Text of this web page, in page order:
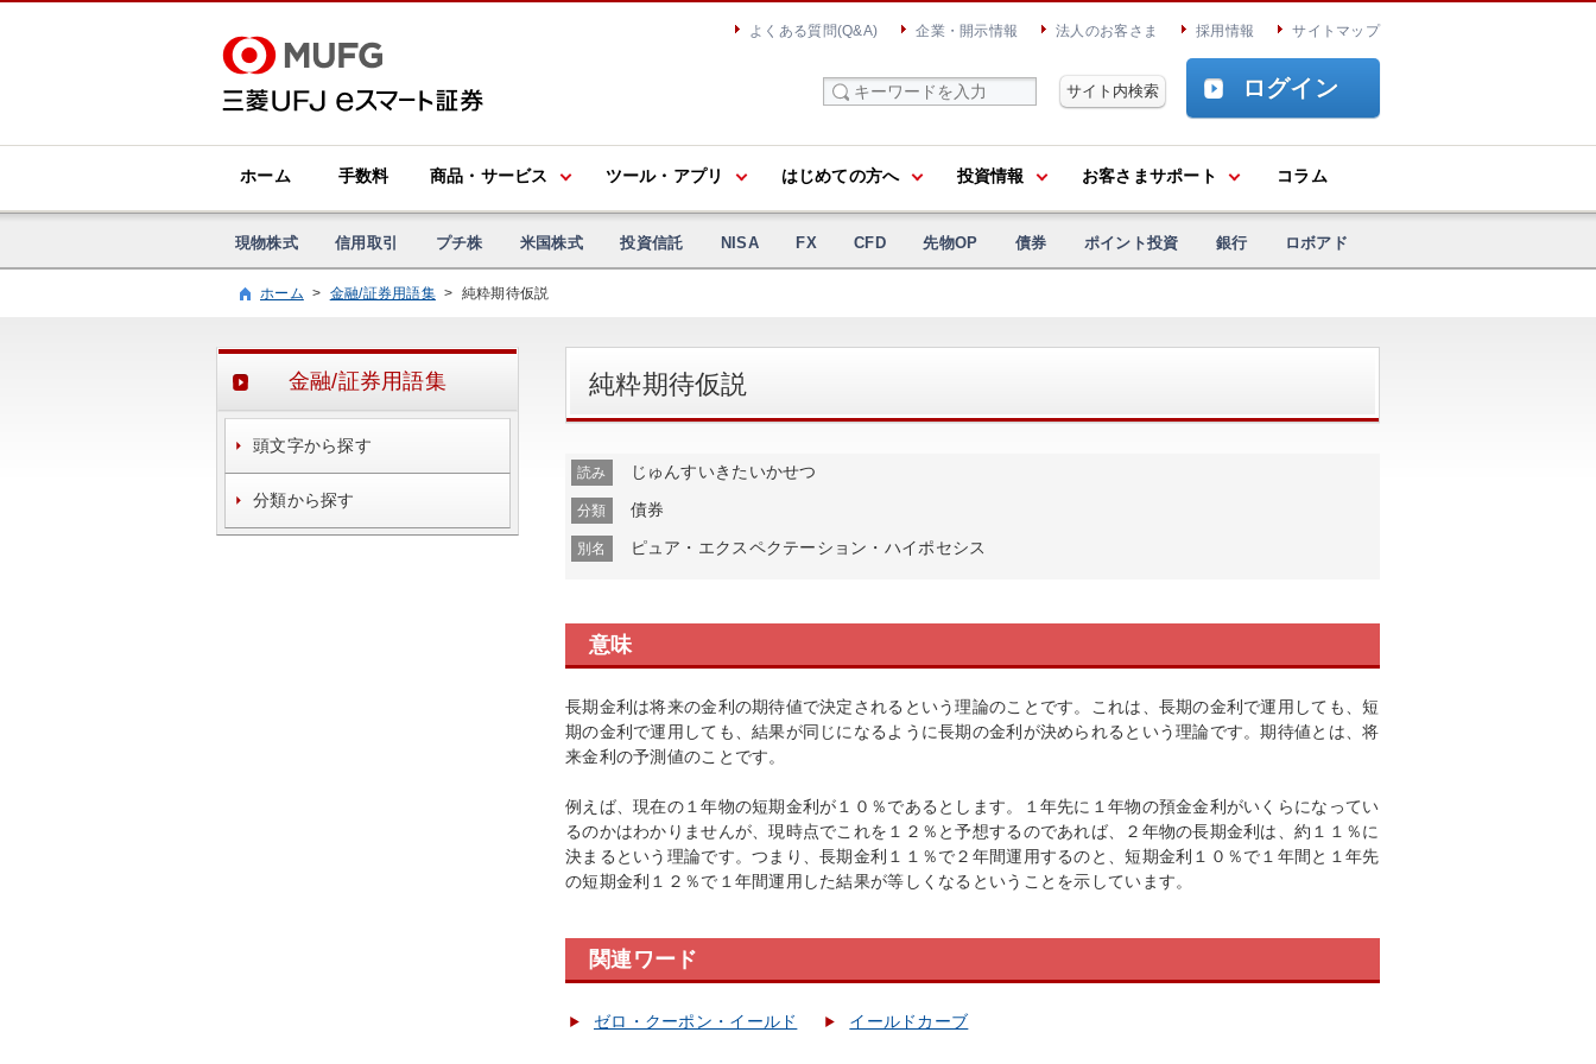
よくある質問(Q&A) 企業・開示情報 法人のお客さま 採用情報 サイトマップ
ログイン
ホーム 手数料 商品・サービス ツール・アプリ はじめての方へ 投資情報 お客さまサポート コラム
現物株式 信用取引 プチ株 米国株式 投資信託 NISA FX CFD 先物OP 債券 ポイント投資 銀行 ロボアド
ホーム > 金融/証券用語集 > 純粋期待仮説
純粋期待仮説
読み じゅんすいきたいかせつ
分類 債券
別名 ピュア・エクスペクテーション・ハイポセシス
意味
長期金利は将来の金利の期待値で決定されるという理論のことです。これは、長期の金利で運用しても、短
期の金利で運用しても、結果が同じになるように長期の金利が決められるという理論です。期待値とは、将
来金利の予測値のことです。
例えば、現在の１年物の短期金利が１０％であるとします。１年先に１年物の預金金利がいくらになってい
るのかはわかりませんが、現時点でこれを１２％と予想するのであれば、２年物の長期金利は、約１１％に
決まるという理論です。つまり、長期金利１１％で２年間運用するのと、短期金利１０％で１年間と１年先
の短期金利１２％で１年間運用した結果が等しくなるということを示しています。
関連ワード
ゼロ・クーポン・イールド イールドカーブ
金融/証券用語集
頭文字から探す
分類から探す